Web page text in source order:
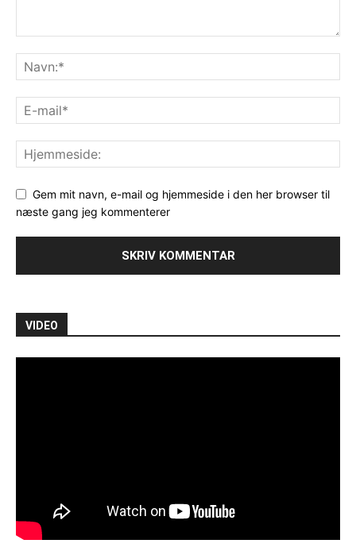
Gem mit navn, e-mail og hjemmeside i den her browser til
næste gang jeg kommenterer
VIDEO